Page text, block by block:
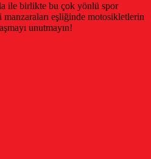
ile birlikte bu çok yönlü spor
eşliğinde motosikletlerin
unutmayın!